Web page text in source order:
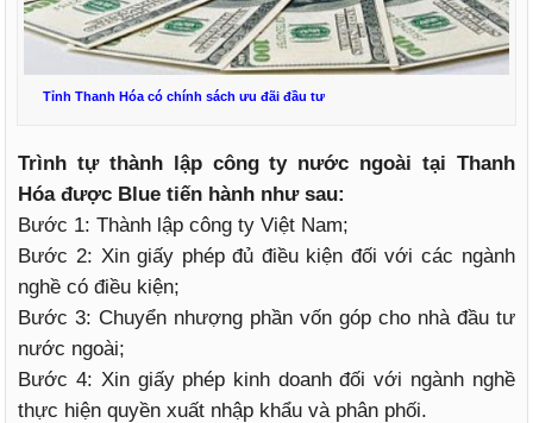
Tỉnh Thanh Hóa có chính sách ưu đãi đầu tư
Trình tự thành lập công ty nước ngoài tại Thanh
Hóa được Blue tiến hành như sau:
Bước 1: Thành lập công ty Việt Nam;
Bước 2: Xin giấy phép đủ điều kiện đối với các ngành
nghề có điều kiện;
Bước 3: Chuyển nhượng phần vốn góp cho nhà đầu tư
nước ngoài;
Bước 4: Xin giấy phép kinh doanh đối với ngành nghề
thực hiện quyền xuất nhập khẩu và phân phối.